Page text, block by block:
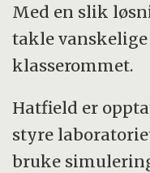
Med en slik
takle
klasserommet.
Hatfield er
styre
bruke